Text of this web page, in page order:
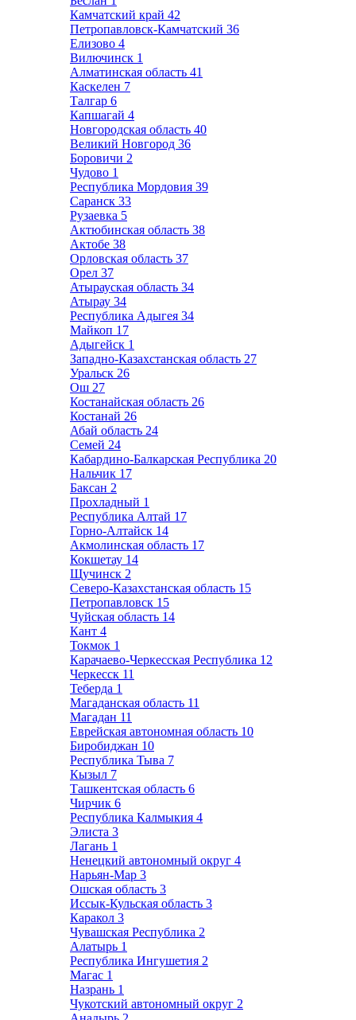
Камчатский край 42
Петропавловск-Камчатский 36
Елизово 4
Вилючинск 1
Алматинская область 41
Каскелен 7
Талгар 6
Капшагай 4
Новгородская область 40
Великий Новгород 36
Боровичи 2
Чудово 1
Республика Мордовия 39
Саранск 33
Рузаевка 5
Актюбинская область 38
Актобе 38
Орловская область 37
Орел 37
Атырауская область 34
Атырау 34
Республика Адыгея 34
Майкоп 17
Адыгейск 1
Западно-Казахстанская область 27
Уральск 26
Ош 27
Костанайская область 26
Костанай 26
Абай область 24
Семей 24
Кабардино-Балкарская Республика 20
Нальчик 17
Баксан 2
Прохладный 1
Республика Алтай 17
Горно-Алтайск 14
Акмолинская область 17
Кокшетау 14
Щучинск 2
Северо-Казахстанская область 15
Петропавловск 15
Чуйская область 14
Кант 4
Токмок 1
Карачаево-Черкесская Республика 12
Черкесск 11
Теберда 1
Магаданская область 11
Магадан 11
Еврейская автономная область 10
Биробиджан 10
Республика Тыва 7
Кызыл 7
Ташкентская область 6
Чирчик 6
Республика Калмыкия 4
Элиста 3
Лагань 1
Ненецкий автономный округ 4
Нарьян-Мар 3
Ошская область 3
Иссык-Кульская область 3
Каракол 3
Чувашская Республика 2
Алатырь 1
Республика Ингушетия 2
Магас 1
Назрань 1
Чукотский автономный округ 2